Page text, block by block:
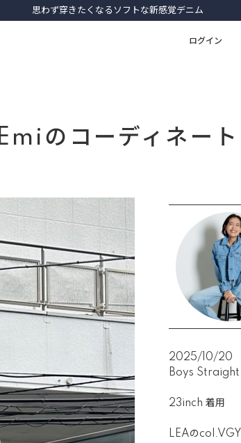
思わず穿きたくなるソフトな新感覚デニム
ログイン
Emiのコーディネート
2025/10/20
Boys
23inch 着用
LEAのcol.VGY